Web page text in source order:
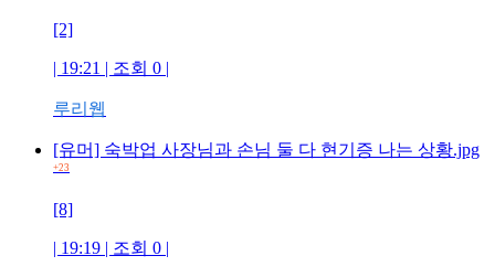
[2]
| 19:21 | 조회 0 |
루리웹
[유머] 숙박업 사장님과 손님 둘 다 현기증 나는 상황.jpg
+23
[8]
| 19:19 | 조회 0 |